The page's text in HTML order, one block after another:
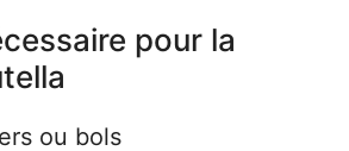
pour la
ou bols